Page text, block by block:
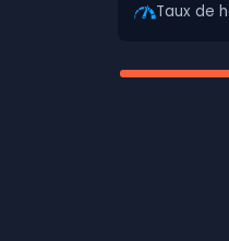
Taux de